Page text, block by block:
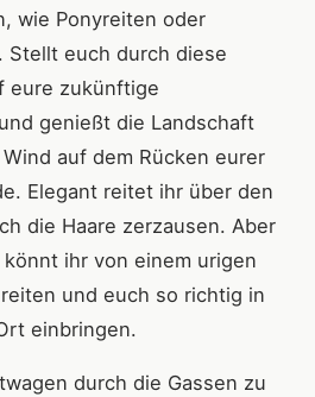
wie Ponyreiten oder
Stellt euch durch diese
eure zukünftige
genießt die Landschaft
auf dem Rücken eurer
Elegant reitet ihr über den
die Haare zerzausen. Aber
ihr von einem urigen
und euch so richtig in
einbringen.
durch die Gassen zu